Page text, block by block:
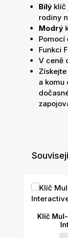
Bílý klíč
rodiny
Modrý
Pomocí
Funkci
V ceně
a komu
Klíč